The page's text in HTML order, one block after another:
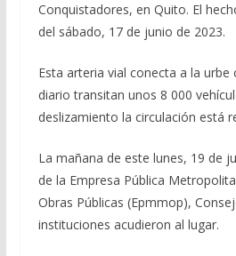
Conquistadores, en Quito. El
del sábado, 17 de junio de 2023.
Esta arteria vial conecta a la urbe
diario transitan unos 8 000
deslizamiento la circulación está
La mañana de este lunes, 19 de
de la Empresa Pública
Obras Públicas (Epmmop),
instituciones acudieron al lugar.